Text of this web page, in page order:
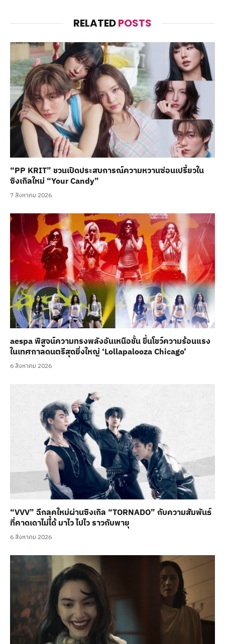
RELATEDPOSTS
“PP KRIT” ชวนเปิดประสบการณ์ความหวานซ่อนเปรี้ยวใน
ซิงเกิลใหม่ “Your Candy”
7 สิงหาคม 2026
aespa พิสูจน์ความทรงพลังอันเหนือชั้น ขึ้นโชว์ความร้อนแรง
ในเทศกาลดนตรีสุดยิ่งใหญ่ ‘Lollapalooza Chicago’
6 สิงหาคม 2026
“VVV” ฉีกลุคใหม่ผ่านซิงเกิล “TORNADO” กับความสัมพันธ์
ที่คาดเดาไม่ได้ มาไว ไปไว ราวกับพายุ
6 สิงหาคม 2026